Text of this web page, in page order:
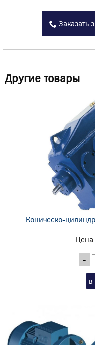
Заказать
Другие товары
Коническо-
Цена
-
в